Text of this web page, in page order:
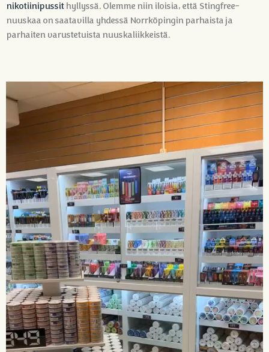
nikotiinipussithyllyssä. Olemme niin iloisia, että Stingfree-
nuuskaa on saatavilla yhdessä Norrköpingin parhaista ja
parhaiten varustetuista nuuskaliikkeistä.